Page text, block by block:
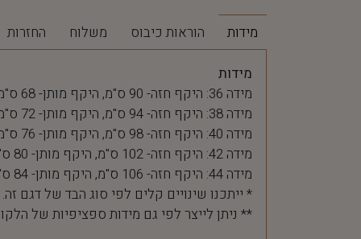
מידות הוראות כיבוס משלוח החזרות
מידות
מידה 36: היקף חזה- 90 ס"מ, היקף מותן- 68 ס"מ
מידה 38: היקף חזה- 94 ס"מ, היקף מותן- 72 ס"מ
מידה 40: היקף חזה- 98 ס"מ, היקף מותן- 76 ס"מ
מידה 42: היקף חזה- 102 ס"מ, היקף מותן- 80 ס"מ
מידה 44: היקף חזה- 106 ס"מ, היקף מותן- 84 ס"מ
* ייתכנו שינויים קלים לפי סוג הבד של דגם
** ניתן לייצר לפי גם מידות ספציפיות של